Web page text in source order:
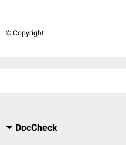
© Copyright
DocCheck